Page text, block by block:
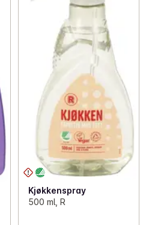
Kjøkkenspray
500 ml, R